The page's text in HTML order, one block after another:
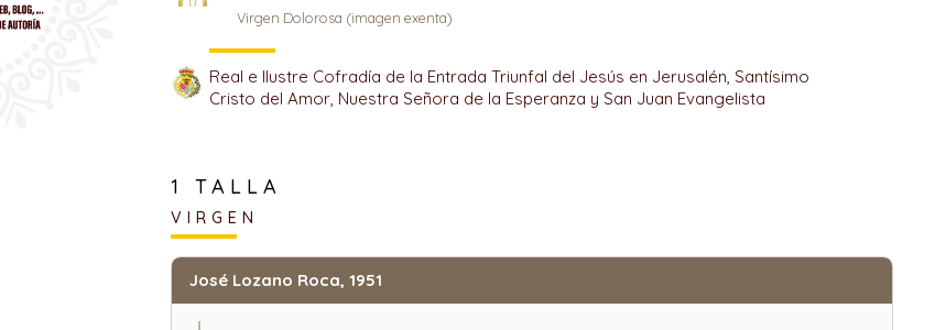
Virgen Dolorosa (imagen exenta)
Real e Ilustre Cofradía de la Entrada Triunfal del Jesús en Jerusalén, Santísimo
Cristo del Amor, Nuestra Señora de la Esperanza y San Juan Evangelista
1 TALLA
VIRGEN
José Lozano Roca, 1951